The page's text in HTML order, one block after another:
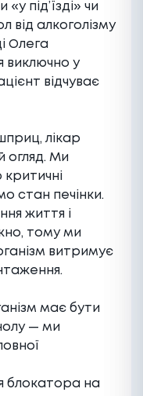
під’їзді» чи
від алкоголізму
Олега
виключно у
відчуває
лікар
огляд. Ми
стан печінки.
життя і
тому ми
витримує
має бути
— ми
блокатора на